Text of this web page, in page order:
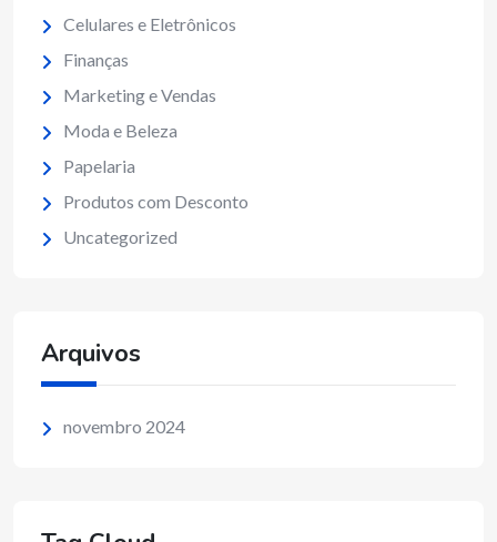
Celulares e Eletrônicos
Finanças
Marketing e Vendas
Moda e Beleza
Papelaria
Produtos com Desconto
Uncategorized
Arquivos
novembro 2024